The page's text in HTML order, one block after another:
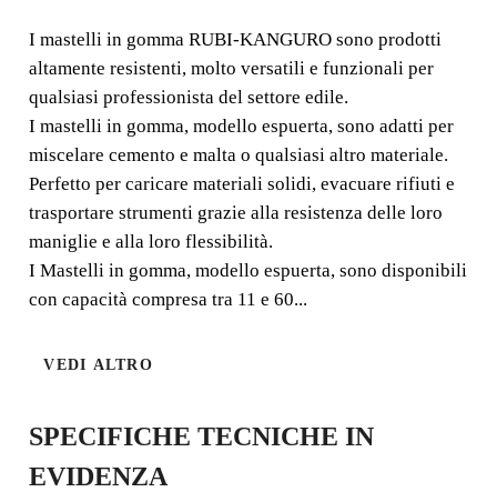
I mastelli in gomma RUBI-KANGURO sono prodotti
altamente resistenti, molto versatili e funzionali per
qualsiasi professionista del settore edile.
I mastelli in gomma RUBI-KANGURO sono prodotti
altamente resistenti, molto versatili e funzionali per
qualsiasi professionista del settore edile.
I mastelli in gomma, modello espuerta, sono adatti per
miscelare cemento e malta o qualsiasi altro materiale.
Perfetto per caricare materiali solidi, evacuare rifiuti e
trasportare strumenti grazie alla resistenza delle loro
maniglie e alla loro flessibilità.
I Mastelli in gomma, modello espuerta, sono disponibili
con capacità compresa tra 11 e 60...
VEDI ALTRO
SPECIFICHE TECNICHE IN
EVIDENZA